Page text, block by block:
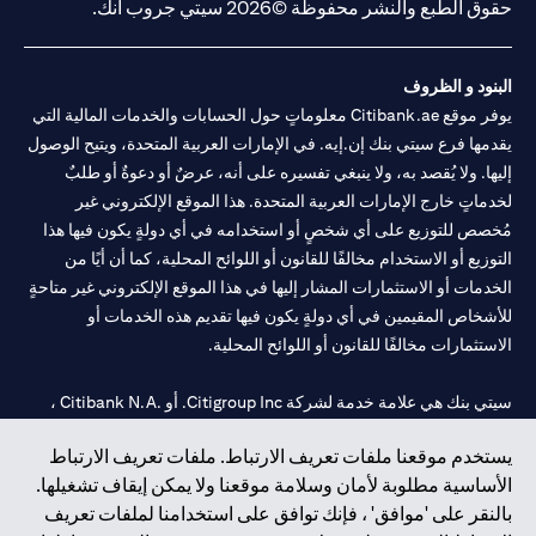
يستخدم موقعنا ملفات تعريف الارتباط. ملفات تعريف الارتباط
الأساسية مطلوبة لأمان وسلامة موقعنا ولا يمكن إيقاف تشغيلها.
بالنقر على 'موافق' ، فإنك توافق على استخدامنا لملفات تعريف
حقوق الطبع والنشر محفوظة ©2026 سيتي جروب انك.
البنود و الظروف
يوفر موقع Citibank.ae معلوماتٍ حول الحسابات والخدمات المالية التي
يقدمها فرع سيتي بنك إن.إيه. في الإمارات العربية المتحدة، ويتيح الوصول
إليها. ولا يُقصد به، ولا ينبغي تفسيره على أنه، عرضٌ أو دعوةٌ أو طلبٌ
لخدماتٍ خارج الإمارات العربية المتحدة. هذا الموقع الإلكتروني غير
مُخصص للتوزيع على أي شخصٍ أو استخدامه في أي دولةٍ يكون فيها هذا
التوزيع أو الاستخدام مخالفًا للقانون أو اللوائح المحلية، كما أن أيًا من
الخدمات أو الاستثمارات المشار إليها في هذا الموقع الإلكتروني غير متاحةٍ
للأشخاص المقيمين في أي دولةٍ يكون فيها تقديم هذه الخدمات أو
الاستثمارات مخالفًا للقانون أو اللوائح المحلية.
سيتي بنك هي علامة خدمة لشركة Citigroup Inc. أو .Citibank N.A ،
سيتي بنك إن. إيه. الإمارات مسجل لدى مصرف الإمارات المركزي تحت
أرقام التراخيص 202563 لفرع الوصل في دبي، 531989 لفرع مول